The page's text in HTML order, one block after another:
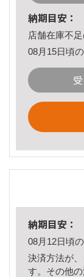
納期目安：
店舗在庫不
08月15日頃
納期目安：
08月12日頃
決済方法が
す。その他